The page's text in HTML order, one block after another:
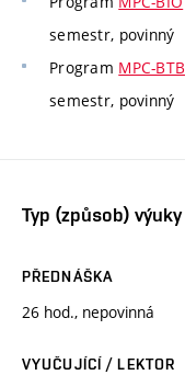
semestr, povinný
Program MPC-BTB
semestr, povinný
Typ (způsob) výuky
PŘEDNÁŠKA
26 hod., nepovinná
VYUČUJÍCÍ / LEKTOR